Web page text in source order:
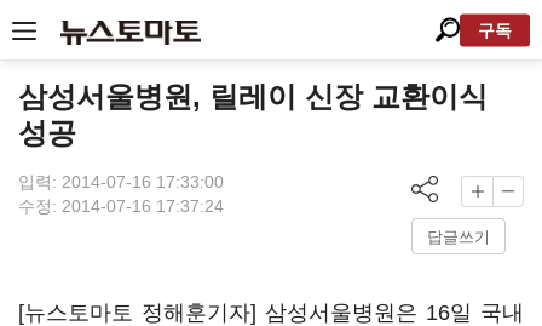
구독
삼성서울병원, 릴레이 신장 교환이식
성공
입력: 2014-07-16 17:33:00
수정: 2014-07-16 17:37:24
답글쓰기
[뉴스토마토 정해훈기자] 삼성서울병원은 16일 국내